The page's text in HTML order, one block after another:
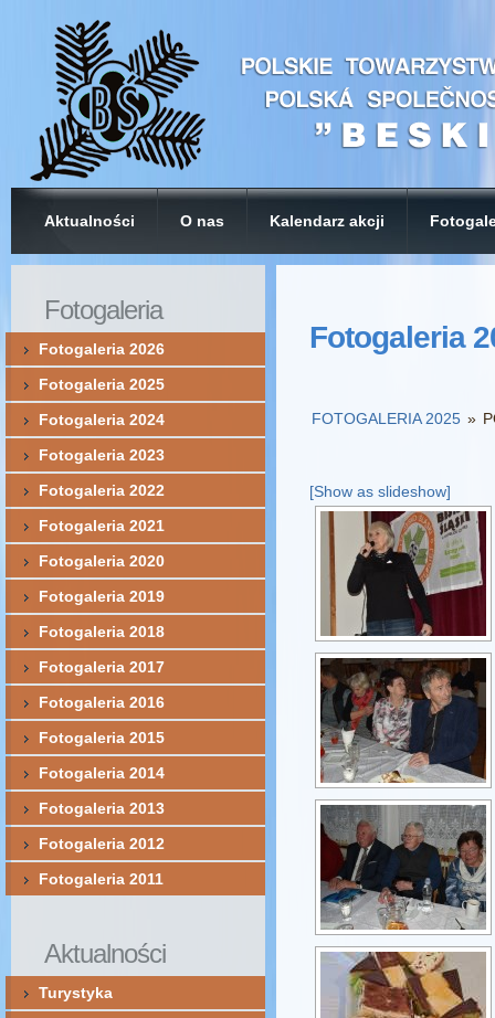
Aktualności O nas Kalendarz akcji
Fotogaleria
FOTOGALERIA 2025 »
[Show as slideshow]
Fotogaleria
Fotogaleria 2026
Fotogaleria 2025
Fotogaleria 2024
Fotogaleria 2023
Fotogaleria 2022
Fotogaleria 2021
Fotogaleria 2020
Fotogaleria 2019
Fotogaleria 2018
Fotogaleria 2017
Fotogaleria 2016
Fotogaleria 2015
Fotogaleria 2014
Fotogaleria 2013
Fotogaleria 2012
Fotogaleria 2011
Aktualności
Turystyka